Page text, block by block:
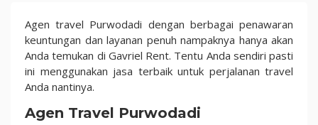
Agen
Travel
Purwodadi
Kelebihan
dan
Terjangkau
Agen travel Purwodadi dengan berbagai penawaran
keuntungan dan layanan penuh nampaknya hanya akan
Anda temukan di Gavriel Rent. Tentu Anda sendiri pasti
ini menggunakan jasa terbaik untuk perjalanan travel
Anda nantinya.
Agen Travel Purwodadi